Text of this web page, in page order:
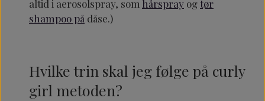
altid i aerosolspray, som hårspray ogtør
shampoo på dåse.)
Hvilke trin skal jeg følge på curly
girl metoden?